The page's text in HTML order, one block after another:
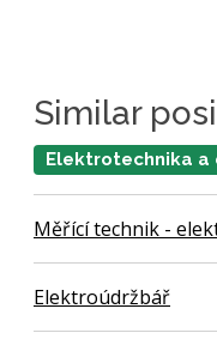
Similar
Elektrotechnika a
Měřící technik -
Elektroúdržbář